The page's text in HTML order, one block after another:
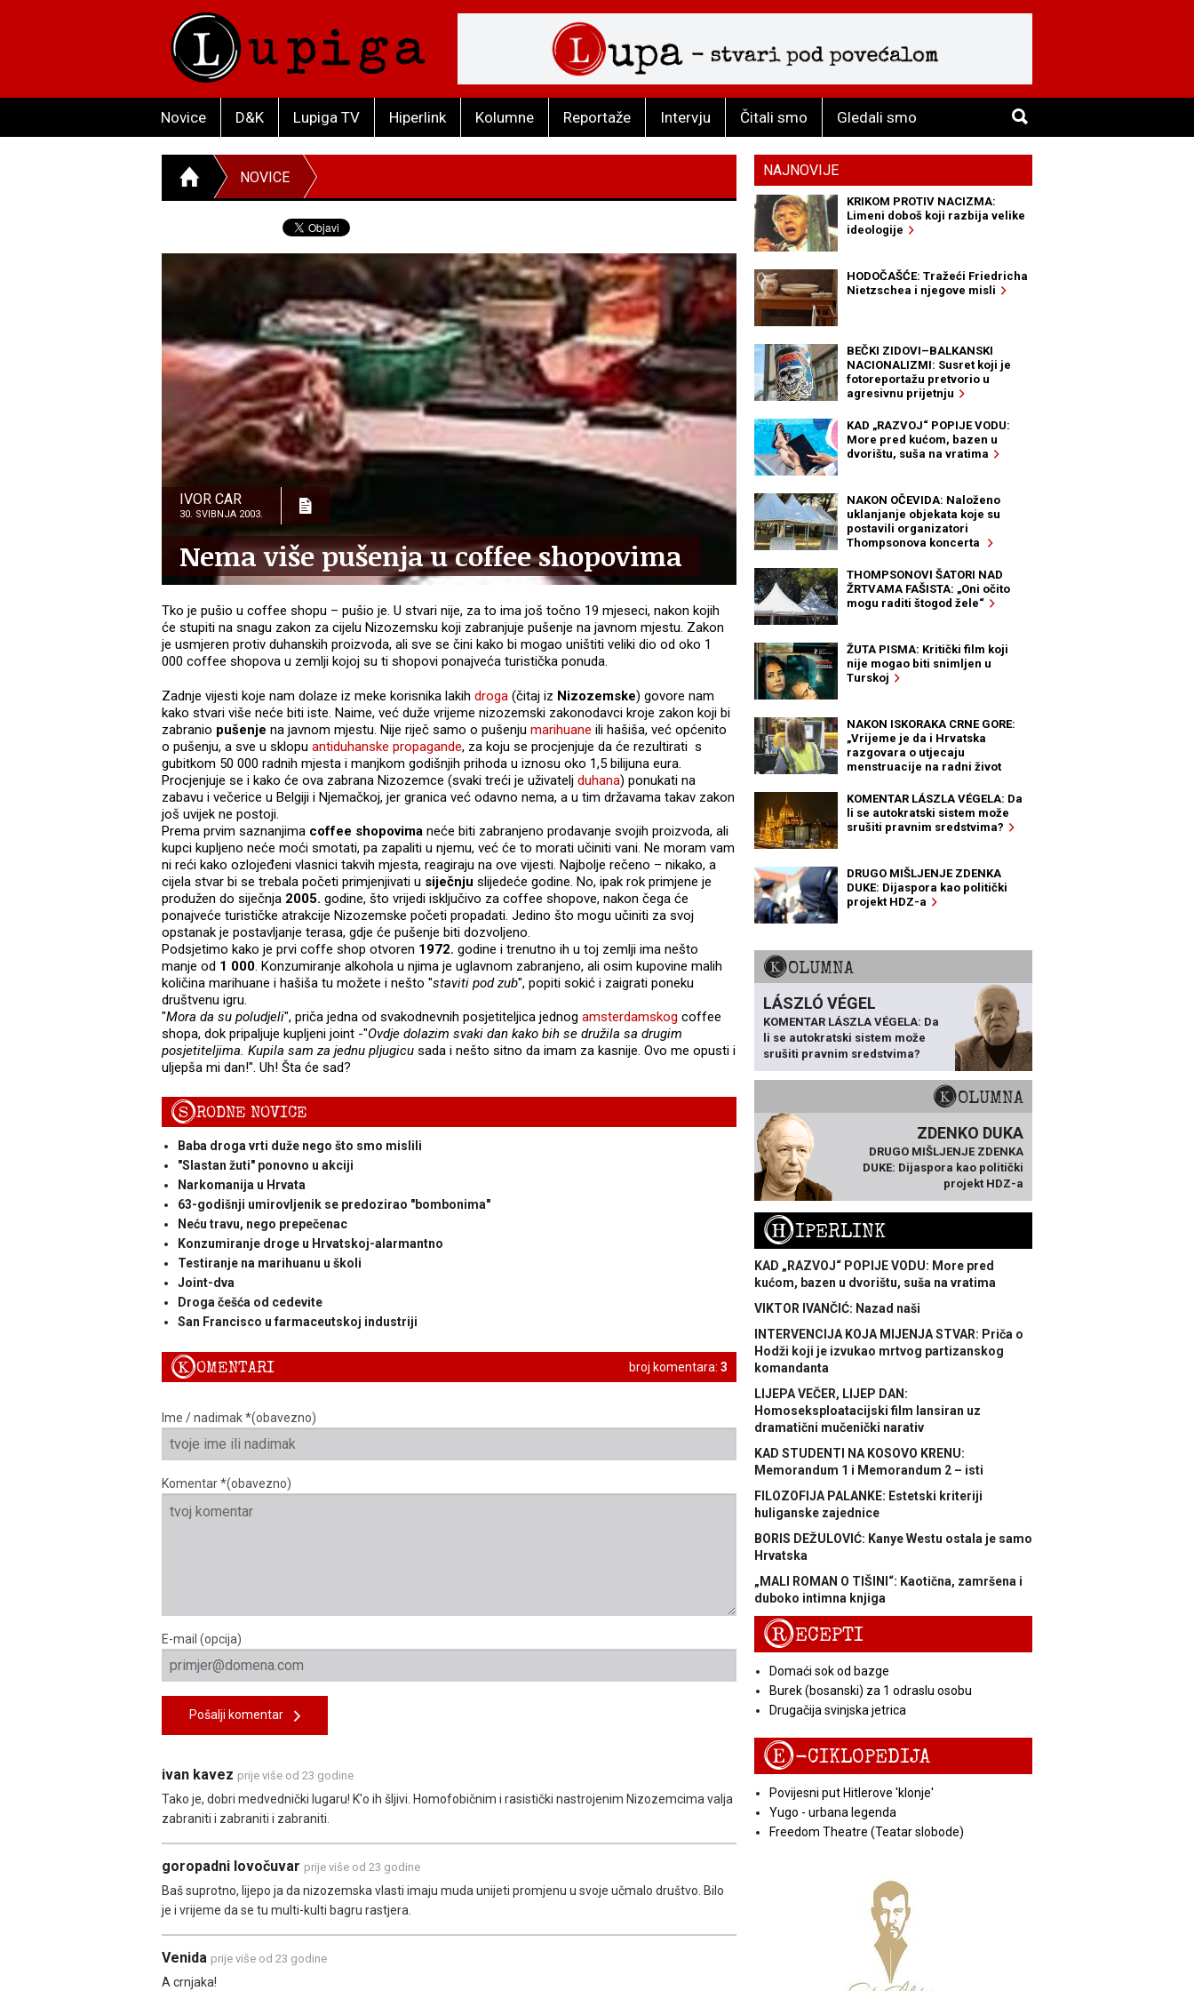
Novice D&K Lupiga TV Hiperlink Kolumne Reportaže Intervju Čitali smo Gledali smo
NOVICE
IVOR CAR
30. SVIBNJA 2003.
Nema više pušenja u coffee shopovima
Tko je pušio u coffee shopu – pušio je. U stvari nije, za to ima još točno 19 mjeseci, nakon kojih
će stupiti na snagu zakon za cijelu Nizozemsku koji zabranjuje pušenje na javnom mjestu. Zakon
je usmjeren protiv duhanskih proizvoda, ali sve se čini kako bi mogao uništiti veliki dio od oko 1
000 coffee shopova u zemlji kojoj su ti shopovi ponajveća turistička ponuda.
Zadnje vijesti koje nam dolaze iz meke korisnika lakih droga (čitaj iz Nizozemske) govore nam
kako stvari više neće biti iste. Naime, već duže vrijeme nizozemski zakonodavci kroje zakon koji bi
zabranio pušenje na javnom mjestu. Nije riječ samo o pušenju marihuane ili hašiša, već općenito
o pušenju, a sve u sklopu antiduhanske propagande, za koju se procjenjuje da će rezultirati s
gubitkom 50 000 radnih mjesta i manjkom godišnjih prihoda u iznosu oko 1,5 bilijuna eura.
Procjenjuje se i kako će ova zabrana Nizozemce (svaki treći je uživatelj duhana) ponukati na
zabavu i večerice u Belgiji i Njemačkoj, jer granica već odavno nema, a u tim državama takav zakon
još uvijek ne postoji.
Prema prvim saznanjima coffee shopovima neće biti zabranjeno prodavanje svojih proizvoda, ali
kupci kupljeno neće moći smotati, pa zapaliti u njemu, već će to morati učiniti vani. Ne moram vam
ni reći kako ozlojeđeni vlasnici takvih mjesta, reagiraju na ove vijesti. Najbolje rečeno – nikako, a
cijela stvar bi se trebala početi primjenjivati u siječnju slijedeće godine. No, ipak rok primjene je
produžen do siječnja 2005. godine, što vrijedi isključivo za coffee shopove, nakon čega će
ponajveće turističke atrakcije Nizozemske početi propadati. Jedino što mogu učiniti za svoj
opstanak je postavljanje terasa, gdje će pušenje biti dozvoljeno.
Podsjetimo kako je prvi coffe shop otvoren 1972. godine i trenutno ih u toj zemlji ima nešto
manje od 1 000. Konzumiranje alkohola u njima je uglavnom zabranjeno, ali osim kupovine malih
količina marihuane i hašiša tu možete i nešto "staviti pod zub", popiti sokić i zaigrati poneku
društvenu igru.
"Mora da su poludjeli", priča jedna od svakodnevnih posjetiteljica jednog amsterdamskog coffee
shopa, dok pripaljuje kupljeni joint -"Ovdje dolazim svaki dan kako bih se družila sa drugim
posjetiteljima. Kupila sam za jednu pljugicu sada i nešto sitno da imam za kasnije. Ovo me opusti i
uljepša mi dan!". Uh! Šta će sad?
SRODNE NOVICE
Baba droga vrti duže nego što smo mislili
"Slastan žuti" ponovno u akciji
Narkomanija u Hrvata
63-godišnji umirovljenik se predozirao "bombonima"
Neću travu, nego prepečenac
Konzumiranje droge u Hrvatskoj-alarmantno
Testiranje na marihuanu u školi
Joint-dva
Droga češća od cedevite
San Francisco u farmaceutskoj industriji
broj komentara: 3
KOMENTARI
Ime / nadimak *(obavezno)
Komentar *(obavezno)
E-mail (opcija)
Pošalji komentar
ivan kavez prije više od 23 godine
Tako je, dobri medvednički lugaru! K'o ih šljivi. Homofobičnim i rasistički nastrojenim Nizozemcima valja
zabraniti i zabraniti i zabraniti.
goropadni lovočuvar prije više od 23 godine
Baš suprotno, lijepo ja da nizozemska vlasti imaju muda unijeti promjenu u svoje učmalo društvo. Bilo
je i vrijeme da se tu multi-kulti bagru rastjera.
Venida prije više od 23 godine
A crnjaka!
NAJNOVIJE
KRIKOM PROTIV NACIZMA:
Limeni doboš koji razbija velike
ideologije
HODOČAŠĆE: Tražeći Friedricha
Nietzschea i njegove misli
BEČKI ZIDOVI–BALKANSKI
NACIONALIZMI: Susret koji je
fotoreportažu pretvorio u
agresivnu prijetnju
KAD „RAZVOJ“ POPIJE VODU:
More pred kućom, bazen u
dvorištu, suša na vratima
NAKON OČEVIDA: Naloženo
uklanjanje objekata koje su
postavili organizatori
Thompsonova koncerta
THOMPSONOVI ŠATORI NAD
ŽRTVAMA FAŠISTA: „Oni očito
mogu raditi štogod žele“
ŽUTA PISMA: Kritički film koji
nije mogao biti snimljen u
Turskoj
NAKON ISKORAKA CRNE GORE:
„Vrijeme je da i Hrvatska
razgovara o utjecaju
menstruacije na radni život
KOMENTAR LÁSZLA VÉGELA: Da
li se autokratski sistem može
srušiti pravnim sredstvima?
DRUGO MIŠLJENJE ZDENKA
DUKE: Dijaspora kao politički
projekt HDZ-a
KOLUMNA
LÁSZLÓ VÉGEL
KOMENTAR LÁSZLA VÉGELA: Da
li se autokratski sistem može
srušiti pravnim sredstvima?
KOLUMNA
ZDENKO DUKA
DRUGO MIŠLJENJE ZDENKA
DUKE: Dijaspora kao politički
projekt HDZ-a
HIPERLINK
KAD „RAZVOJ“ POPIJE VODU: More pred
kućom, bazen u dvorištu, suša na vratima
VIKTOR IVANČIĆ: Nazad naši
INTERVENCIJA KOJA MIJENJA STVAR: Priča o
Hodži koji je izvukao mrtvog partizanskog
komandanta
LIJEPA VEČER, LIJEP DAN:
Homoseksploatacijski film lansiran uz
dramatični mučenički narativ
KAD STUDENTI NA KOSOVO KRENU:
Memorandum 1 i Memorandum 2 – isti
FILOZOFIJA PALANKE: Estetski kriteriji
huliganske zajednice
BORIS DEŽULOVIĆ: Kanye Westu ostala je samo
Hrvatska
„MALI ROMAN O TIŠINI“: Kaotična, zamršena i
duboko intimna knjiga
RECEPTI
Domaći sok od bazge
Burek (bosanski) za 1 odraslu osobu
Drugačija svinjska jetrica
E-CIKLOPEDIJA
Povijesni put Hitlerove 'klonje'
Yugo - urbana legenda
Freedom Theatre (Teatar slobode)